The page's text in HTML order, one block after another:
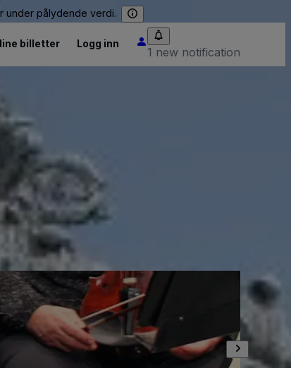
under pålydende verdi.
billetter Logg inn
1 new notification